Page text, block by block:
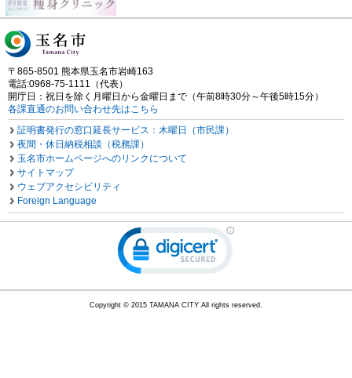
〒865-8501 熊本県玉名市岩崎163
電話:0968-75-1111（代表）
開庁日：祝日を除く月曜日から金曜日まで（午前8時30分～午後5時15分）
各課直通のお問い合わせ先はこちら
証明書発行の窓口延長サービス：木曜日（市民課）
夜間・休日納税相談（税務課）
玉名市ホームページへのリンクについて
サイトマップ
ウェブアクセシビリティ
Foreign Language
Copyright © 2015 TAMANA CITY All rights reserved.